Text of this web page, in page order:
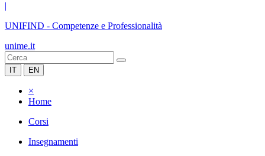
|
UNIFIND - Competenze e Professionalità
unime.it
IT EN
×
Home
Corsi
Insegnamenti